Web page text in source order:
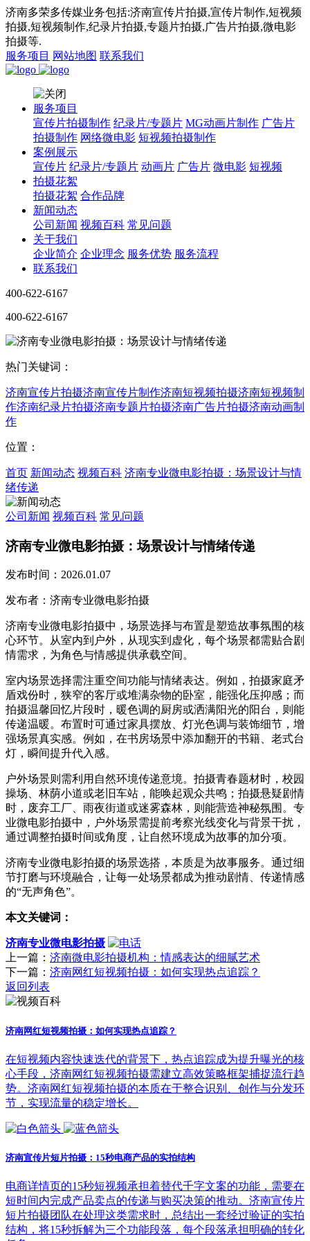
济南多荣多传媒业务包括:济南宣传片拍摄,宣传片制作,短视频
拍摄,短视频制作,纪录片拍摄,专题片拍摄,广告片拍摄,微电影
拍摄等.
服务项目 网站地图 联系我们
服务项目
宣传片拍摄制作 纪录片/专题片 MG动画片制作 广告片
拍摄制作 网络微电影 短视频拍摄制作
案例展示
宣传片 纪录片/专题片 动画片 广告片 微电影 短视频
拍摄花絮
拍摄花絮 合作品牌
新闻动态
公司新闻 视频百科 常见问题
关于我们
企业简介 企业理念 服务优势 服务流程
联系我们
400-622-6167
400-622-6167
热门关键词：
济南宣传片拍摄济南宣传片制作济南短视频拍摄济南短视频制
作济南纪录片拍摄济南专题片拍摄济南广告片拍摄济南动画制
作
位置：
首页 新闻动态 视频百科 济南专业微电影拍摄：场景设计与情
绪传递
公司新闻 视频百科 常见问题
济南专业微电影拍摄：场景设计与情绪传递
发布时间：2026.01.07
发布者：济南专业微电影拍摄
济南专业微电影拍摄中，场景选择与布置是塑造故事氛围的核
心环节。从室内到户外，从现实到虚化，每个场景都需贴合剧
情需求，为角色与情感提供承载空间。
室内场景选择需注重空间功能与情绪表达。例如，拍摄家庭矛
盾戏份时，狭窄的客厅或堆满杂物的卧室，能强化压抑感；而
拍摄温馨回忆片段时，暖色调的厨房或洒满阳光的阳台，则能
传递温暖。布置时可通过家具摆放、灯光色调与装饰细节，增
强场景真实感。例如，在书房场景中添加翻开的书籍、老式台
灯，瞬间提升代入感。
户外场景则需利用自然环境传递意境。拍摄青春题材时，校园
操场、林荫小道或老旧车站，能唤起观众共鸣；拍摄悬疑剧情
时，废弃工厂、雨夜街道或迷雾森林，则能营造神秘氛围。专
业微电影拍摄中，户外场景需提前考察光线变化与背景干扰，
通过调整拍摄时间或角度，让自然环境成为故事的加分项。
济南专业微电影拍摄的场景选搭，本质是为故事服务。通过细
节打磨与环境融合，让每一处场景都成为推动剧情、传递情感
的“无声角色”。
本文关键词：
济南专业微电影拍摄
上一篇： 济南微电影拍摄机构：情感表达的细腻艺术
下一篇： 济南网红短视频拍摄：如何实现热点追踪？
返回列表
济南网红短视频拍摄：如何实现热点追踪？
在短视频内容快速迭代的背景下，热点追踪成为提升曝光的核
心手段，济南网红短视频拍摄需建立高效策略框架捕捉流行趋
势。济南网红短视频拍摄的本质在于整合识别、创作与分发环
节，实现流量的稳定增长。
济南宣传片短片拍摄：15秒电商产品的实拍结构
电商详情页的15秒短视频承担着替代千字文案的功能，需要在
短时间内完成产品卖点的传递与购买决策的推动。济南宣传片
短片拍摄团队在处理这类需求时，总结出一套经过验证的实拍
结构，将15秒拆解为三个功能段落，每个段落承担明确的转化